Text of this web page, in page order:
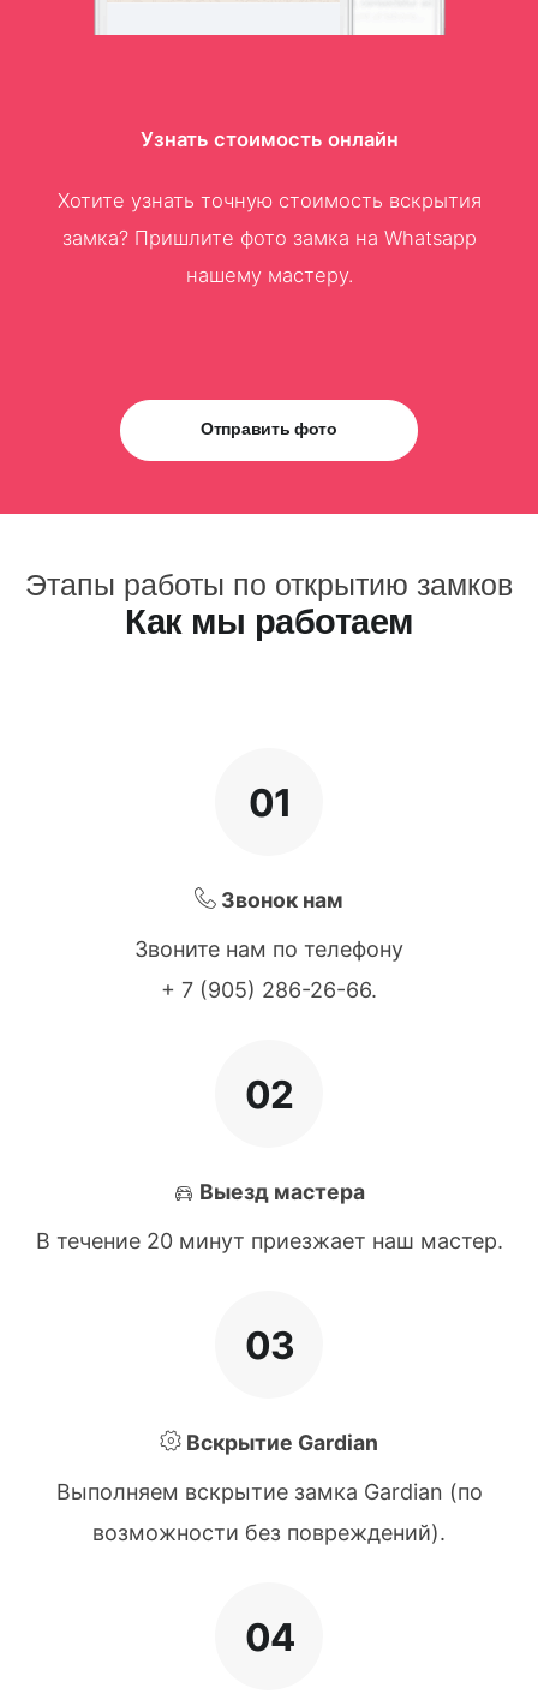
Узнать стоимость онлайн
Хотите узнать точную стоимость вскрытия
замка? Пришлите фото замка на Whatsapp
нашему мастеру.
Отправить фото
Этапы работы по открытию замков
Как мы работаем
01
Звонок нам
Звоните нам по телефону
+ 7 (905) 286-26-66.
02
Выезд мастера
В течение 20 минут приезжает наш мастер.
03
Вскрытие Gardian
Выполняем вскрытие замка Gardian (по
возможности без повреждений).
04